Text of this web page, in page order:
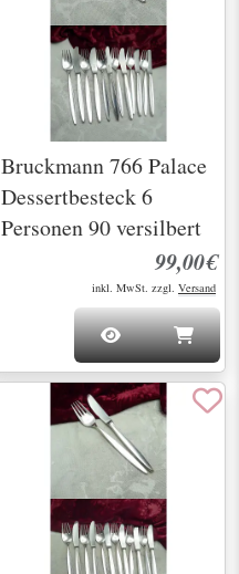
Bruckmann 766 Palace
Dessertbesteck 6
Personen 90 versilbert
99,00€
inkl. MwSt. zzgl. Versand